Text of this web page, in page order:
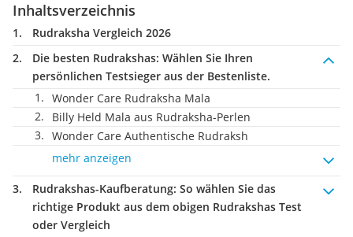
Inhaltsverzeichnis
Rudraksha Vergleich 2026
Die besten Rudrakshas: Wählen Sie Ihren
persönlichen Testsieger aus der Bestenliste.
Wonder Care Rudraksha Mala
Billy Held Mala aus Rudraksha-Perlen
Wonder Care Authentische Rudraksh
mehr anzeigen
Rudrakshas-Kaufberatung: So wählen Sie das
richtige Produkt aus dem obigen Rudrakshas Test
oder Vergleich